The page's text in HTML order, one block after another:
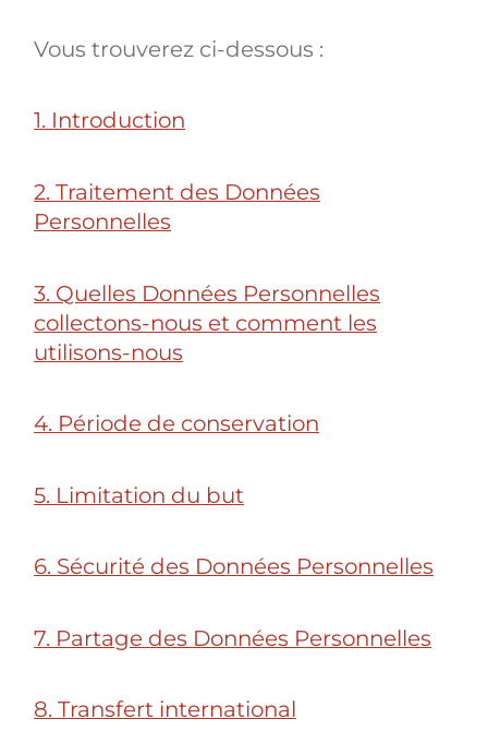
Vous trouverez ci-dessous :
1. Introduction
2. Traitement des Données
Personnelles
3. Quelles Données Personnelles
collectons-nous et comment les
utilisons-nous
4. Période de conservation
5. Limitation du but
6. Sécurité des Données Personnelles
7. Partage des Données Personnelles
8. Transfert international